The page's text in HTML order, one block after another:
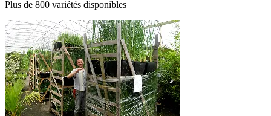
Plus de 800 variétés disponibles